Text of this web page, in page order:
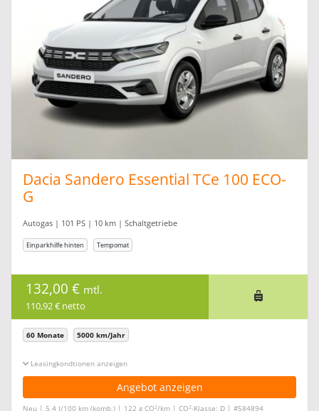
Dacia Sandero Essential TCe 100 ECO-
G
Autogas | 101 PS | 10 km | Schaltgetriebe
Einparkhilfe hinten Tempomat
132,00 € mtl.
110,92 € netto
60 Monate 5000 km/Jahr
Leasingkonditionen ein-/ausblenden
Angebot anzeigen
Neu | 5,4 l/100 km (komb.) | 122 g CO2/km | CO2-Klasse: D | #584894